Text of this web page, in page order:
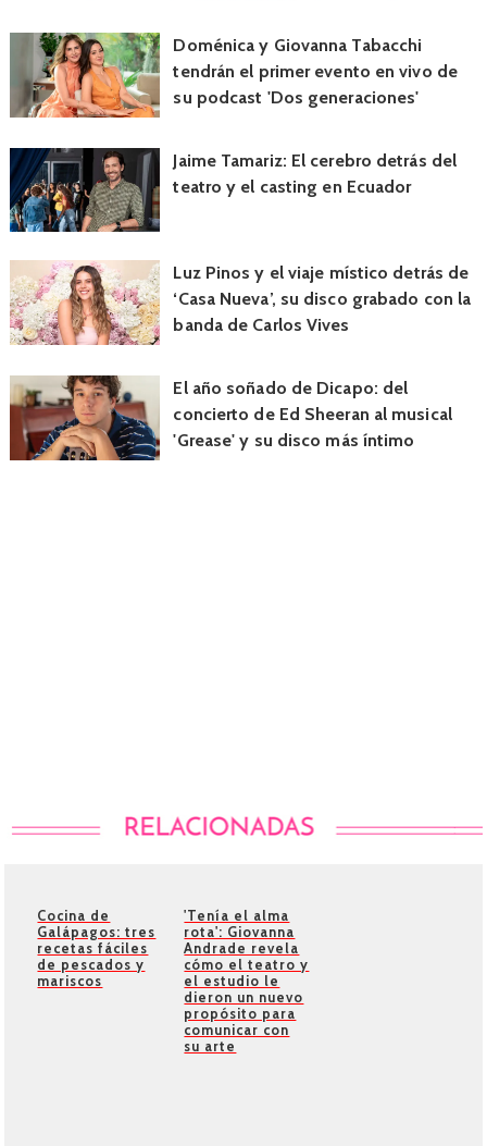
Doménica y Giovanna Tabacchi
tendrán el primer evento en vivo de
su podcast 'Dos generaciones'
Jaime Tamariz: El cerebro detrás del
teatro y el casting en Ecuador
Luz Pinos y el viaje místico detrás de
‘Casa Nueva’, su disco grabado con la
banda de Carlos Vives
El año soñado de Dicapo: del
concierto de Ed Sheeran al musical
'Grease' y su disco más íntimo
Cocina de
Galápagos: tres
recetas fáciles
de pescados y
mariscos
'Tenía el alma
rota': Giovanna
Andrade revela
cómo el teatro y
el estudio le
dieron un nuevo
propósito para
comunicar con
su arte